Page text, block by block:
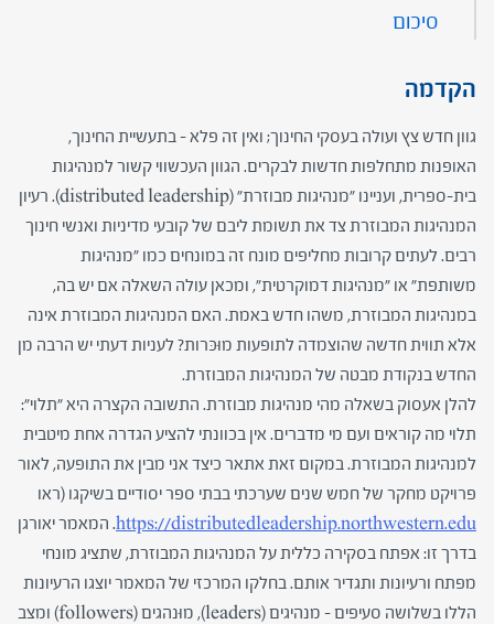
סיכום
הקדמה
גוון חדש צץ ועולה בעסקי החינוך; ואין זה פלא – בתעשיית החינוך,
האופנות מתחלפות חדשות לבקרים. הגוון העכשווי קשור למנהיגות
בית-ספרית, ועניינו "מנהיגות מבוזרת" (distributed leadership). רעיון
המנהיגות המבוזרת צד את תשומת ליבם של קובעי מדיניות ואנשי חינוך
רבים. לעתים קרובות מחליפים מונח זה במונחים כמו "מנהיגות
משותפת" או "מנהיגות דמוקרטית", ומכאן עולה השאלה אם יש בה,
במנהיגות המבוזרת, משהו חדש באמת. האם המנהיגות המבוזרת אינה
אלא תווית חדשה שהוצמדה לתופעות מוּכּרות? לעניות דעתי יש הרבה מן
החדש בנקודת מבטה של המנהיגות המבוזרת.
להלן אעסוק בשאלה מהי מנהיגות מבוזרת. התשובה הקצרה היא "תלוי":
תלוי מה קוראים ועם מי מדברים. אין בכוונתי להציע הגדרה אחת מיטבית
למנהיגות המבוזרת. במקום זאת אתאר כיצד אני מבין את התופעה, לאור
פרויקט מחקר של חמש שנים שערכתי בבתי ספר יסודיים בשיקגו (ראו
https://distributedleadership.northwestern.edu. המאמר יאורגן
בדרך זו: אפתח בסקירה כללית על המנהיגות המבוזרת, שתציג מונחי
מפתח ורעיונות ותגדיר אותם. בחלקו המרכזי של המאמר יוצגו הרעיונות
הללו בשלושה סעיפים – מנהיגים (leaders), מוּנהגים (followers) ומצב